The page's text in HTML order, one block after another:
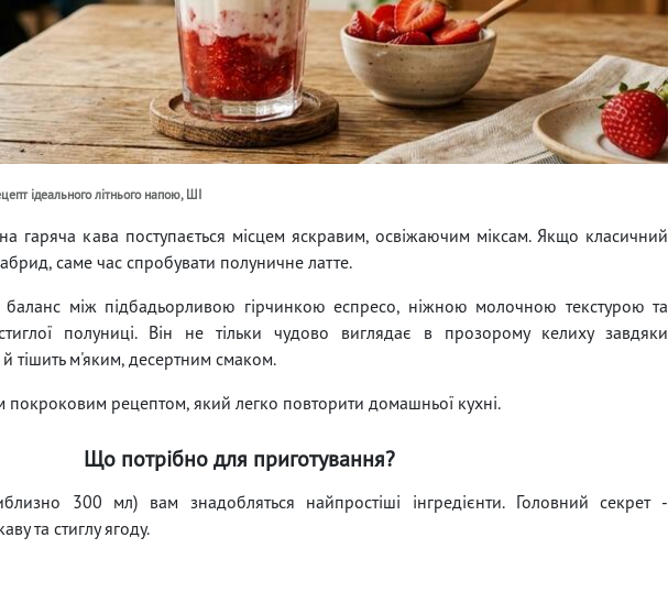
ідеального літнього напою, ШІ
гаряча кава поступається місцем яскравим, освіжаючим міксам. Якщо класичний
саме час спробувати полуничне латте.
між підбадьорливою гірчинкою еспресо, ніжною молочною текстурою та
полуниці. Він не тільки чудово виглядає в прозорому келиху завдяки
тішить м'яким, десертним смаком.
рецептом, який легко повторити домашньої кухні.
Що потрібно для приготування?
300 мл) вам знадобляться найпростіші інгредієнти. Головний секрет -
та стиглу ягоду.